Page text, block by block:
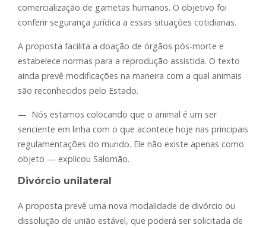
comercialização de gametas humanos. O objetivo foi
conferir segurança jurídica a essas situações cotidianas.
A proposta facilita a doação de órgãos pós-morte e
estabelece normas para a reprodução assistida. O texto
ainda prevê modificações na maneira com a qual animais
são reconhecidos pelo Estado.
— Nós estamos colocando que o animal é um ser
senciente em linha com o que acontece hoje nas principais
regulamentações do mundo. Ele não existe apenas como
objeto — explicou Salomão.
Divórcio unilateral
A proposta prevê uma nova modalidade de divórcio ou
dissolução de união estável, que poderá ser solicitada de